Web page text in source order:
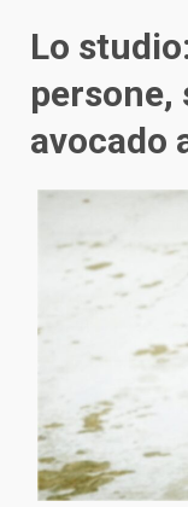
Lo
persone,
avocado